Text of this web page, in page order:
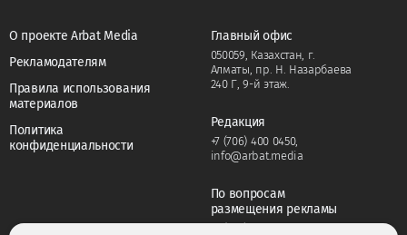
О проекте Arbat Media
Рекламодателям
Правила использования
материалов
Политика
конфиденциальности
Главный офис
050059, Казахстан, г.
Алматы, пр. Н. Назарбаева
240 Г, 9-й этаж.
Редакция
+7 (706) 400 0450,
info@arbat.media
По вопросам
размещения рекламы